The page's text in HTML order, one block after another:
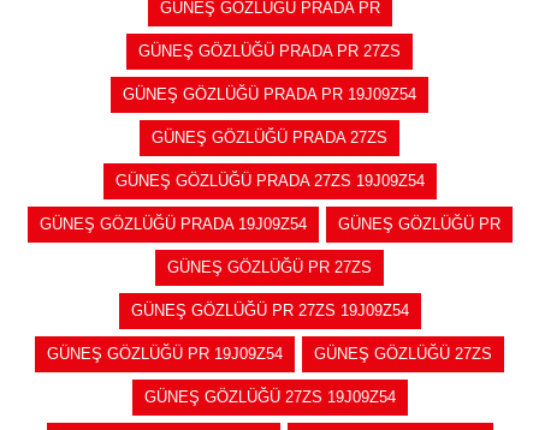
GÜNEŞ GÖZLÜĞÜ PRADA PR
GÜNEŞ GÖZLÜĞÜ PRADA PR 27ZS
GÜNEŞ GÖZLÜĞÜ PRADA PR 19J09Z54
GÜNEŞ GÖZLÜĞÜ PRADA 27ZS
GÜNEŞ GÖZLÜĞÜ PRADA 27ZS 19J09Z54
GÜNEŞ GÖZLÜĞÜ PRADA 19J09Z54 GÜNEŞ GÖZLÜĞÜ PR
GÜNEŞ GÖZLÜĞÜ PR 27ZS
GÜNEŞ GÖZLÜĞÜ PR 27ZS 19J09Z54
GÜNEŞ GÖZLÜĞÜ PR 19J09Z54 GÜNEŞ GÖZLÜĞÜ 27ZS
GÜNEŞ GÖZLÜĞÜ 27ZS 19J09Z54